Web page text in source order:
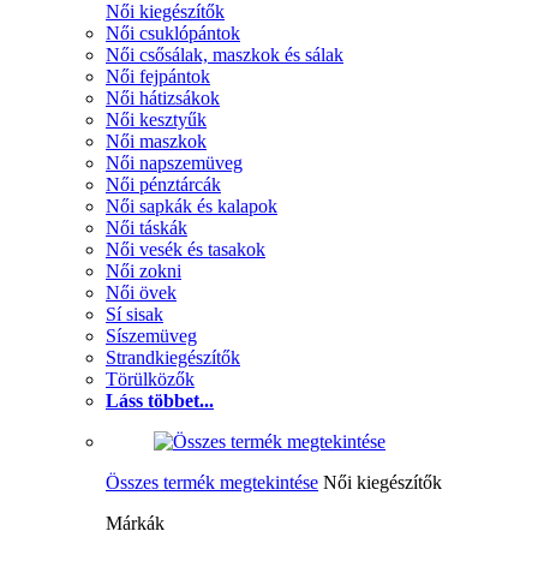
Női kiegészítők
Női csuklópántok
Női csősálak, maszkok és sálak
Női fejpántok
Női hátizsákok
Női kesztyűk
Női maszkok
Női napszemüveg
Női pénztárcák
Női sapkák és kalapok
Női táskák
Női vesék és tasakok
Női zokni
Női övek
Sí sisak
Síszemüveg
Strandkiegészítők
Törülközők
Láss többet...
Összes termék megtekintése Női kiegészítők
Márkák